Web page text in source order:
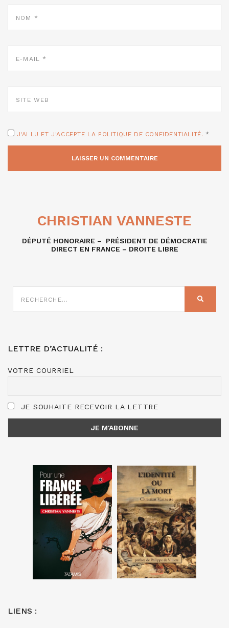
MAIL
WEB
J'AI LU ET J'ACCEPTE LA POLITIQUE DE CONFIDENTIALITÉ. *
CHRISTIAN VANNESTE
DÉPUTÉ HONORAIRE – PRÉSIDENT DE DÉMOCRATIE
DIRECT EN FRANCE – DROITE LIBRE
SUR
LETTRE D’ACTUALITÉ :
VOTRE COURRIEL
JE SOUHAITE RECEVOIR LA LETTRE
LIENS :